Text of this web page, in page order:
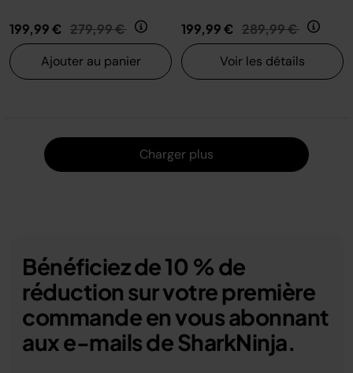
199,99 € Prix réduit de
279,99 € au
Ajouter au panier
199,99 € Prix réduit de
289,99 € au
Voir les détails
Charger plus
Bénéficiez de 10 % de
réduction sur votre première
commande en vous abonnant
aux e-mails de SharkNinja.